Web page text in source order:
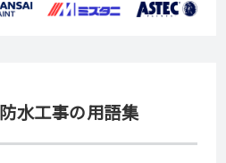
水工事の用語集